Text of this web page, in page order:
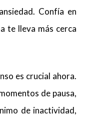
Confía en
te lleva más cerca
es crucial ahora.
de pausa,
de inactividad,